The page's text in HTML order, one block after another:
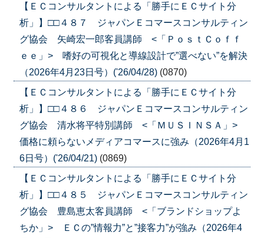
【ＥＣコンサルタントによる「勝手にＥＣサイト分
析」】□□４８７ ジャパンＥコマースコンサルティン
グ協会 矢崎宏一郎客員講師 <「ＰｏｓｔＣｏｆｆ
ｅｅ」> 嗜好の可視化と導線設計で”選べない”を解決
（2026年4月23日号）('26/04/28) (0870)
【ＥＣコンサルタントによる「勝手にＥＣサイト分
析」】□□４８６ ジャパンＥコマースコンサルティン
グ協会 清水将平特別講師 <「ＭＵＳＩＮＳＡ」>
価格に頼らないメディアコマースに強み（2026年4月1
6日号）('26/04/21) (0869)
【ＥＣコンサルタントによる「勝手にＥＣサイト分
析」】□□４８５ ジャパンＥコマースコンサルティン
グ協会 豊島恵太客員講師 <「ブランドショップよ
ちか」> ＥＣの”情報力”と”接客力”が強み（2026年4